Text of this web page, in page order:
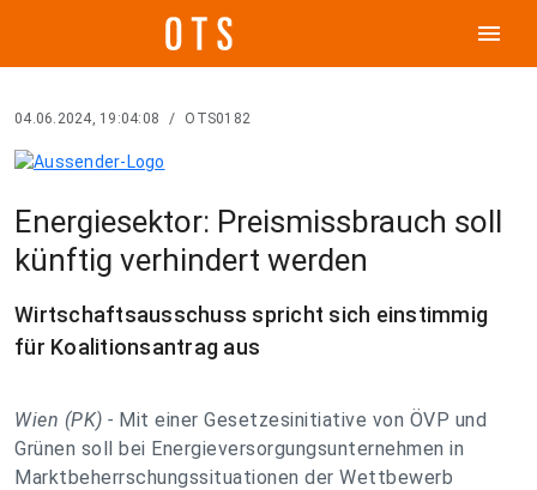
menu
04.06.2024, 19:04:08 / OTS0182
Energiesektor: Preismissbrauch soll
künftig verhindert werden
Wirtschaftsausschuss spricht sich einstimmig
für Koalitionsantrag aus
Wien (PK) - Mit einer Gesetzesinitiative von ÖVP und
Grünen soll bei Energieversorgungsunternehmen in
Marktbeherrschungssituationen der Wettbewerb